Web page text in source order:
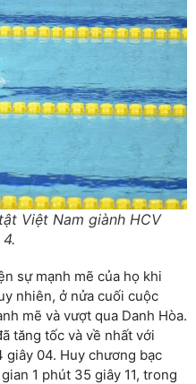
Việt Nam giành HCV
sự mạnh mẽ của họ khi
nhiên, ở nửa cuối cuộc
mẽ và vượt qua Danh Hòa.
tăng tốc và về nhất với
04. Huy chương bạc
1 phút 35 giây 11, trong